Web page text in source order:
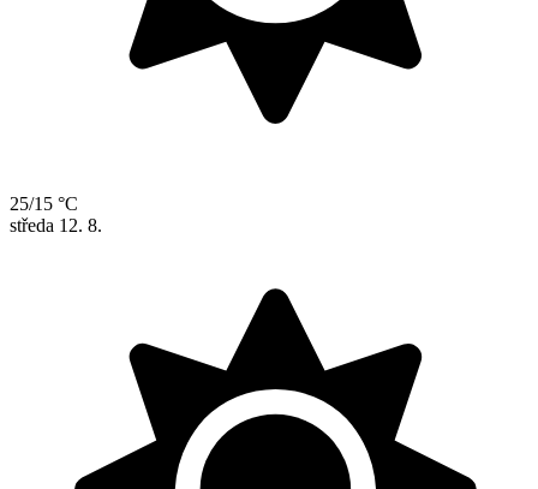
25/15 °C
středa 12. 8.